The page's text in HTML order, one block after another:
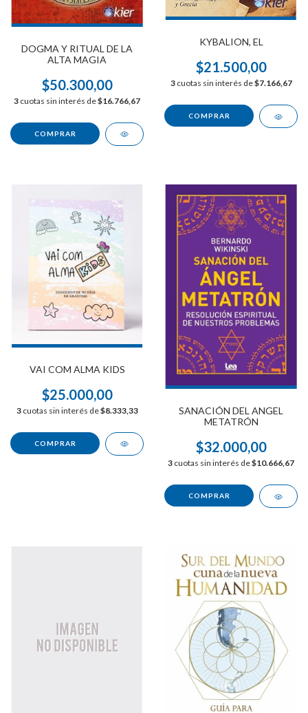
DOGMA Y RITUAL DE LA
ALTA MAGIA
$50.300,00
3 cuotas sin interés de$16.766,67
KYBALION, EL
$21.500,00
3 cuotas sin interés de$7.166,67
VAI COM ALMA KIDS
$25.000,00
3 cuotas sin interés de$8.333,33
SANACIÓN DEL ANGEL
METATRÓN
$32.000,00
3 cuotas sin interés de$10.666,67